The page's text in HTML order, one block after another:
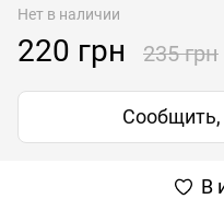
Нет в наличии
220 грн 235 грн
Сообщить,
В